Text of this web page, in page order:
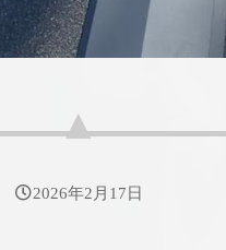
2026年2月17日